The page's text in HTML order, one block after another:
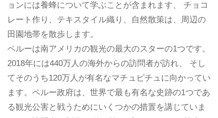
ョンには養蜂について学ぶことが含まれます、 チョコ
レート作り、テキスタイル織り、自然散策は、周辺の
田園地帯を散歩します。
ペルーは南アメリカの観光の最大のスターの1つです。
2018年には440万人の海外からの訪問者が訪れ、 そし
てそのうち120万人が有名なマチュピチュに向かってい
ます。ペルー政府は、世界で最も有名な史跡の1つであ
る観光公害と戦うためにいくつかの措置を講じていま